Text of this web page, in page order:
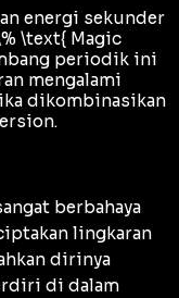
energi sekunder
\text{ Magic
periodik ini
mengalami
dikombinasikan
.
berbahaya
lingkaran
dirinya
di dalam